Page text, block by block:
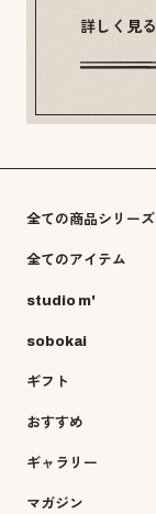
詳しく見る
全ての商品シリーズ
全てのアイテム
studio m'
sobokai
ギフト
おすすめ
ギャラリー
マガジン